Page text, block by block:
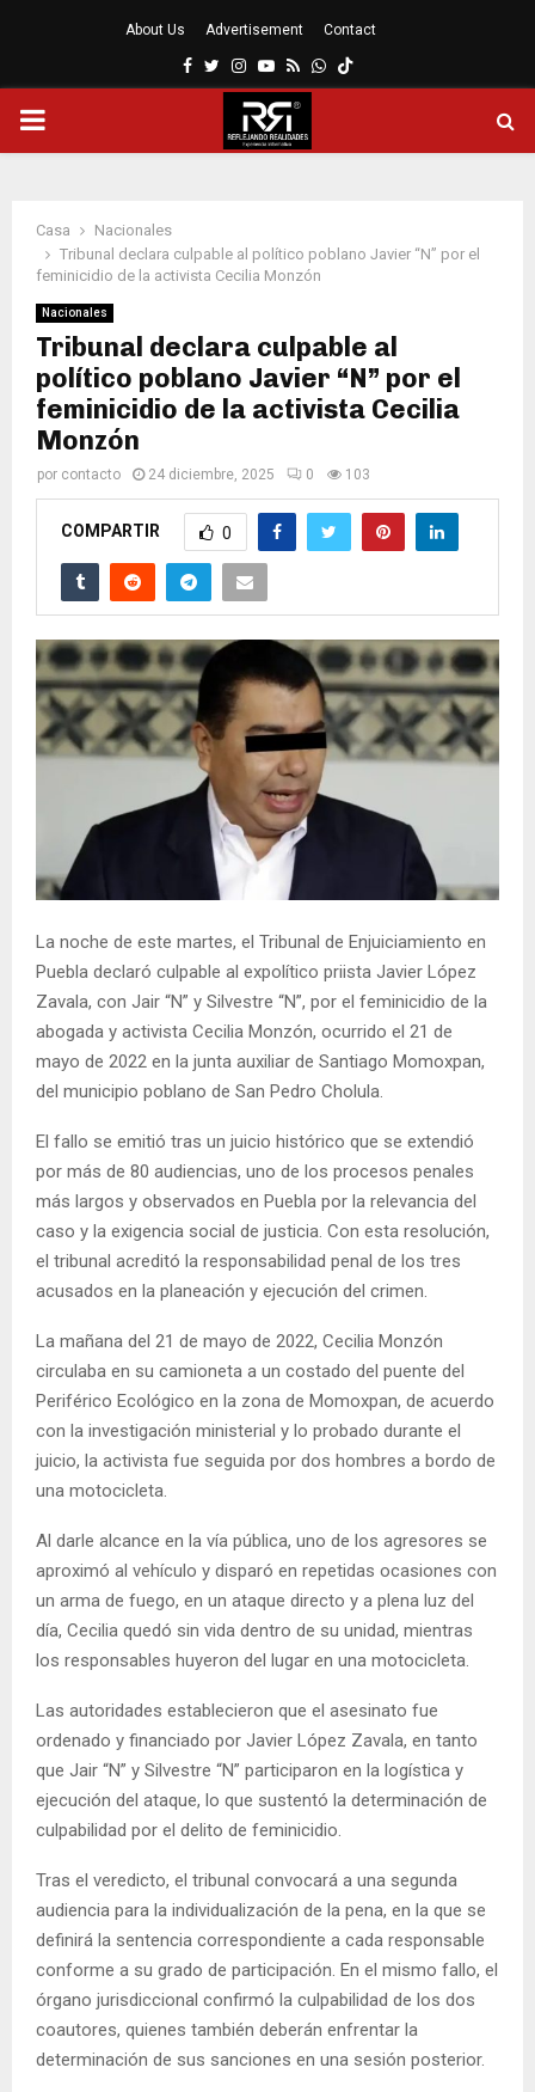
About Us Advertisement Contact
Facebook
Twitter
Instagram
Youtube
RssWhatsapp
MENÚ
Casa
Nacionales
Tribunal declara culpable al político poblano Javier “N” por el
feminicidio de la activista Cecilia Monzón
Nacionales
Tribunal declara culpable al
político poblano Javier “N” por el
feminicidio de la activista Cecilia
Monzón
por contacto 24 diciembre, 2025 0 103
COMPARTIR 0
La noche de este martes, el Tribunal de Enjuiciamiento en
Puebla declaró culpable al expolítico priista Javier López
Zavala, con Jair “N” y Silvestre “N”, por el feminicidio de la
abogada y activista Cecilia Monzón, ocurrido el 21 de
mayo de 2022 en la junta auxiliar de Santiago Momoxpan,
del municipio poblano de San Pedro Cholula.
El fallo se emitió tras un juicio histórico que se extendió
por más de 80 audiencias, uno de los procesos penales
más largos y observados en Puebla por la relevancia del
caso y la exigencia social de justicia. Con esta resolución,
el tribunal acreditó la responsabilidad penal de los tres
acusados en la planeación y ejecución del crimen.
La mañana del 21 de mayo de 2022, Cecilia Monzón
circulaba en su camioneta a un costado del puente del
Periférico Ecológico en la zona de Momoxpan, de acuerdo
con la investigación ministerial y lo probado durante el
juicio, la activista fue seguida por dos hombres a bordo de
una motocicleta.
Al darle alcance en la vía pública, uno de los agresores se
aproximó al vehículo y disparó en repetidas ocasiones con
un arma de fuego, en un ataque directo y a plena luz del
día, Cecilia quedó sin vida dentro de su unidad, mientras
los responsables huyeron del lugar en una motocicleta.
Las autoridades establecieron que el asesinato fue
ordenado y financiado por Javier López Zavala, en tanto
que Jair “N” y Silvestre “N” participaron en la logística y
ejecución del ataque, lo que sustentó la determinación de
culpabilidad por el delito de feminicidio.
Tras el veredicto, el tribunal convocará a una segunda
audiencia para la individualización de la pena, en la que se
definirá la sentencia correspondiente a cada responsable
conforme a su grado de participación. En el mismo fallo, el
órgano jurisdiccional confirmó la culpabilidad de los dos
coautores, quienes también deberán enfrentar la
determinación de sus sanciones en una sesión posterior.